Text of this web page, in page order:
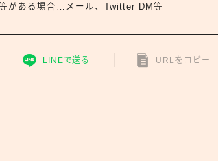
がある場合…メール、Twitter DM等
LINEで送る URLをコピー